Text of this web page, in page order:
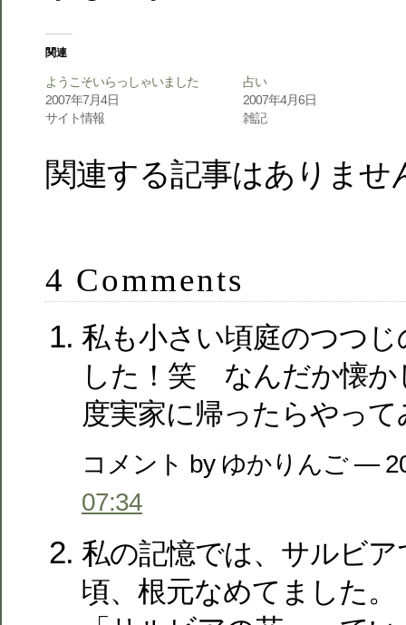
関連
ようこそいらっしゃいました
2007年7月4日
サイト情報
占い
2007年4月6日
雑記
関連する記事はありませ
4 Comments
私も小さい頃庭のつつ
した！笑 なんだか懐か
度実家に帰ったらやっ
コメント by ゆかりんご —
07:34
私の記憶では、サルビ
頃、根元なめてました。